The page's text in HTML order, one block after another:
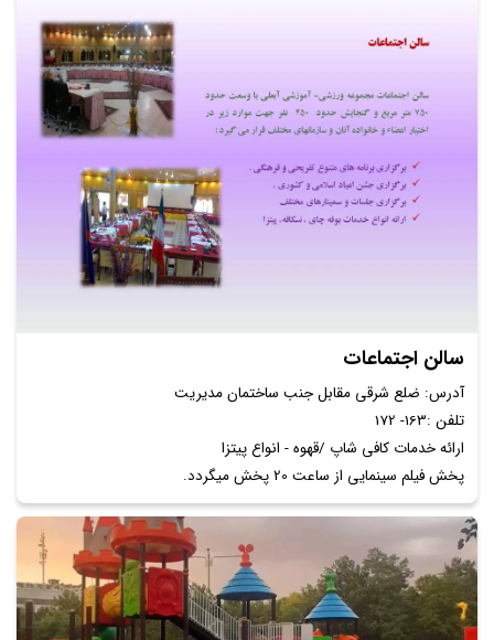
سالن اجتماعات
آدرس: ضلع شرقی مقابل جنب ساختمان مدیریت
تلفن :163- 172
ارائه خدمات کافی شاپ /قهوه - انواع پیتزا
پخش فیلم سینمایی از ساعت 20 پخش میگردد.